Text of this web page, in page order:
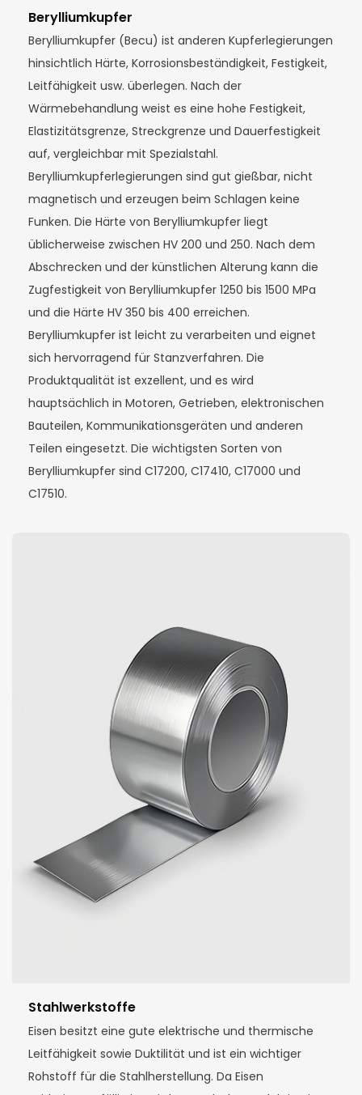
Berylliumkupfer
Berylliumkupfer (Becu) ist anderen Kupferlegierungen
hinsichtlich Härte, Korrosionsbeständigkeit, Festigkeit,
Leitfähigkeit usw. überlegen. Nach der
Wärmebehandlung weist es eine hohe Festigkeit,
Elastizitätsgrenze, Streckgrenze und Dauerfestigkeit
auf, vergleichbar mit Spezialstahl.
Berylliumkupferlegierungen sind gut gießbar, nicht
magnetisch und erzeugen beim Schlagen keine
Funken. Die Härte von Berylliumkupfer liegt
üblicherweise zwischen HV 200 und 250. Nach dem
Abschrecken und der künstlichen Alterung kann die
Zugfestigkeit von Berylliumkupfer 1250 bis 1500 MPa
und die Härte HV 350 bis 400 erreichen.
Berylliumkupfer ist leicht zu verarbeiten und eignet
sich hervorragend für Stanzverfahren. Die
Produktqualität ist exzellent, und es wird
hauptsächlich in Motoren, Getrieben, elektronischen
Bauteilen, Kommunikationsgeräten und anderen
Teilen eingesetzt. Die wichtigsten Sorten von
Berylliumkupfer sind C17200, C17410, C17000 und
C17510.
Stahlwerkstoffe
Eisen besitzt eine gute elektrische und thermische
Leitfähigkeit sowie Duktilität und ist ein wichtiger
Rohstoff für die Stahlherstellung. Da Eisen